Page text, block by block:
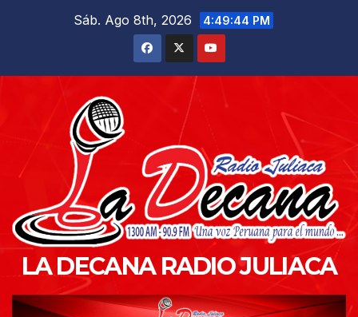
Sáb. Ago 8th, 2026 4:49:45 PM
LA DECANA RADIO JULIACA